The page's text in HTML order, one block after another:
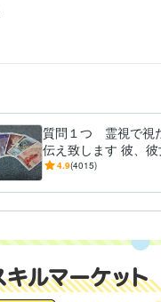
質問１つ 霊視で視
伝え致します 彼、
になるあの人の気持
4.9(4015)